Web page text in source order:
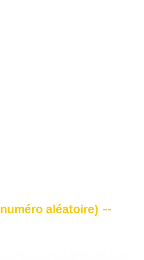
numéro aléatoire) --